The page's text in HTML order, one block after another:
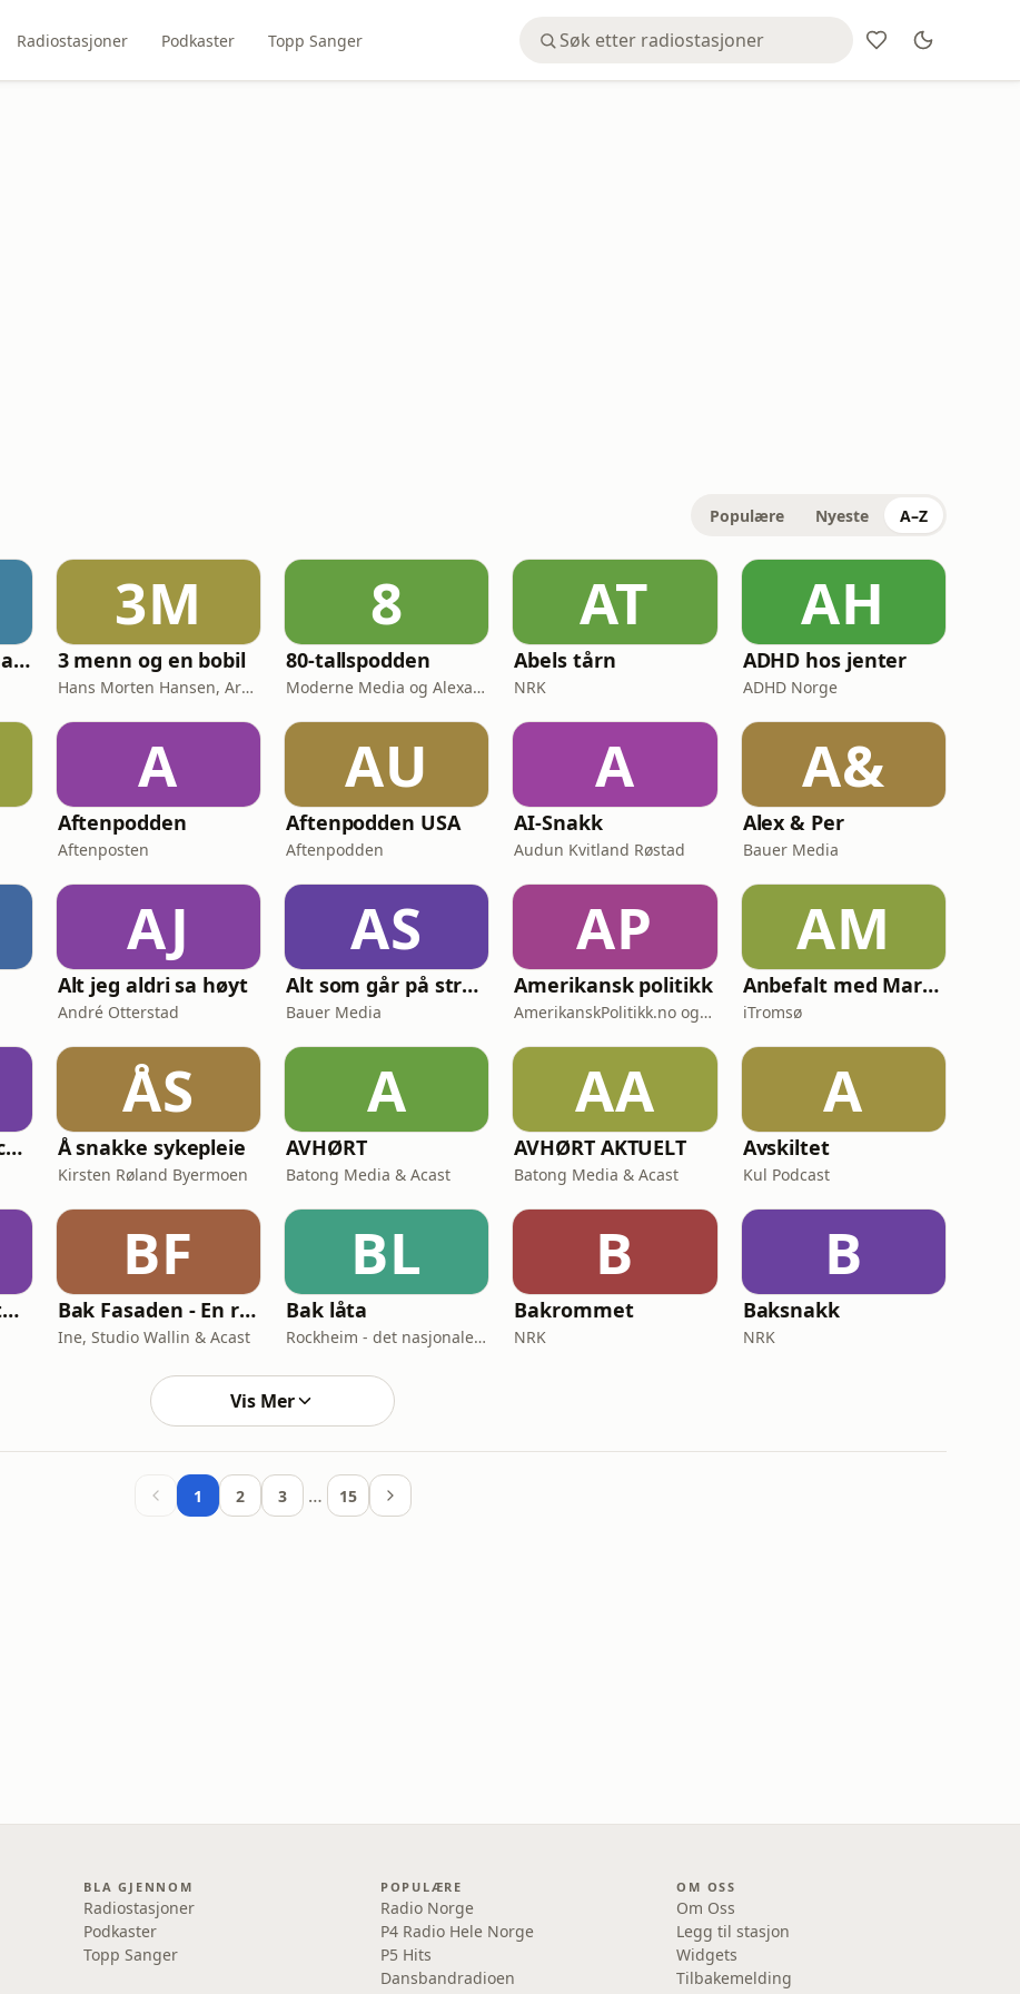
Radiostasjoner Podkaster Topp Sanger
Populære Nyeste A–Z
198 Land med Einar Tørnquist
3M
3 menn og en bobil
Hans Morten Hansen, Arvid Mæland, Harald Eide Ellingsen // Acast
8
80-tallspodden
Moderne Media og Alexander Faye-Schjøll
AT
Abels tårn
NRK
AH
ADHD hos jenter
ADHD Norge
A
Aftenpodden
Aftenposten
AU
Aftenpodden USA
Aftenpodden
A
AI-Snakk
Audun Kvitland Røstad
A&
Alex & Per
Bauer Media
AJ
Alt jeg aldri sa høyt
André Otterstad
AS
Alt som går på strøm
Bauer Media
AP
Amerikansk politikk
AmerikanskPolitikk.no og Moderne Media
AM
Anbefalt med Marianne og Egon
iTromsø
Ås biblioteks podcast
ÅS
Å snakke sykepleie
Kirsten Røland Byermoen
A
AVHØRT
Batong Media & Acast
AA
AVHØRT AKTUELT
Batong Media & Acast
A
Avskiltet
Kul Podcast
Både Erlend og Steinar
BF
Bak Fasaden - En reise i livet med sykepleier Ine
Ine, Studio Wallin & Acast
BL
Bak låta
Rockheim - det nasjonale museet for populærmusikk
B
Bakrommet
NRK
B
Baksnakk
NRK
Vis Mer
1 2 3 … 15
BLA GJENNOM
Radiostasjoner
Podkaster
Topp Sanger
POPULÆRE
Radio Norge
P4 Radio Hele Norge
P5 Hits
Dansbandradioen
OM OSS
Om Oss
Legg til stasjon
Widgets
Tilbakemelding